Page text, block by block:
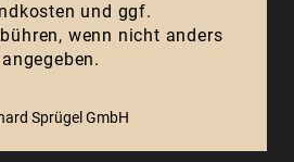
und ggf.
wenn nicht anders
angegeben.
Sprügel GmbH